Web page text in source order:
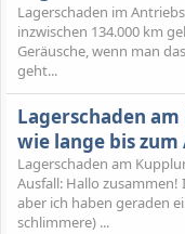
Lagerschaden im
inzwischen 134.000 km
Geräusche, wenn man
geht...
Lagerschaden
wie lange bis zum
Lagerschaden am
Ausfall: Hallo zusammen!
aber ich haben geraden
schlimmere) ...